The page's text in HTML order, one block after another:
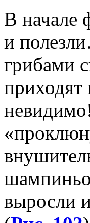
В начале
и
грибами
приходят
выросли